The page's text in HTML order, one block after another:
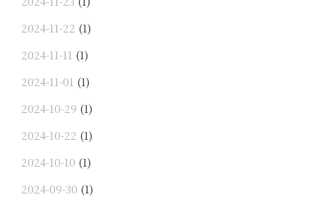
2024-11-22 (1)
2024-11-11 (1)
2024-11-01 (1)
2024-10-29 (1)
2024-10-22 (1)
2024-10-10 (1)
2024-09-30 (1)